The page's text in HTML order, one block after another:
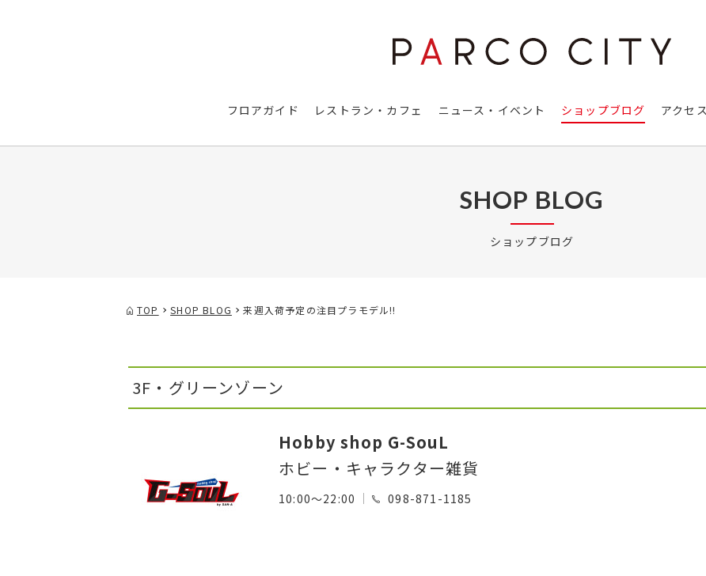
フロアガイド レストラン・カフェ ニュース・イベント ショップブログ アクセス
SHOP BLOG
ショップブログ
TOP SHOP BLOG 来週入荷予定の注目プラモデル!!
3F・グリーンゾーン
Hobby shop G-SouL
ホビー・キャラクター雑貨
10:00～22:00 098-871-1185